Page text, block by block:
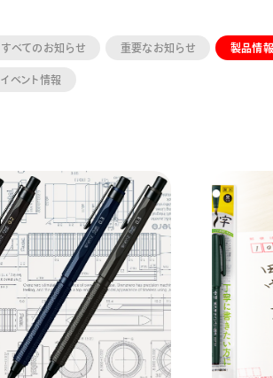
すべてのお知らせ 重要なお知らせ 製品情報
イベント情報